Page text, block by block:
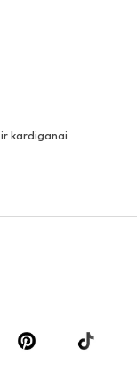
kardiganai